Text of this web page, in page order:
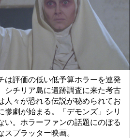
は評価の低い低予算ホラーを連発
シチリア島に遺跡調査に来た考古
人々が恐れる伝説が秘められてお
惨劇が始まる。「デモンズ」シリ
い。ホラーファンの話題にのぼる
プラッター映画。